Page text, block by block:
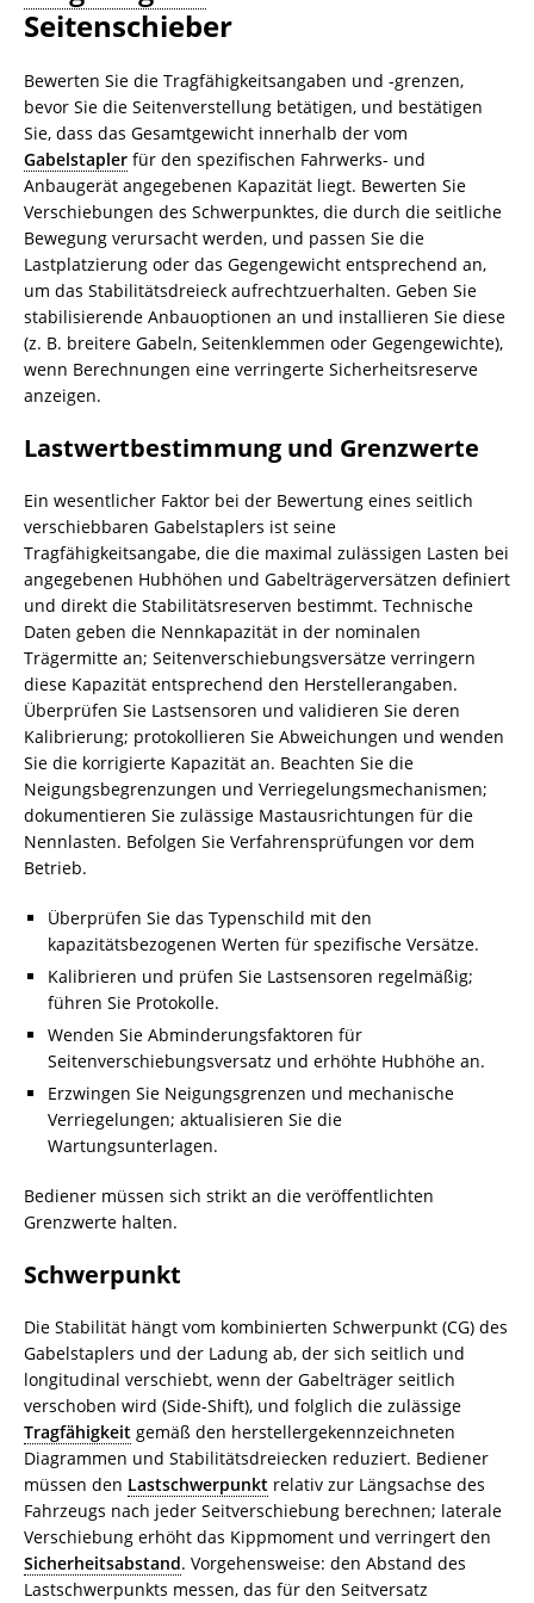
Seitenschieber
Bewerten Sie die Tragfähigkeitsangaben und -grenzen,
bevor Sie die Seitenverstellung betätigen, und bestätigen
Sie, dass das Gesamtgewicht innerhalb der vom
Gabelstapler für den spezifischen Fahrwerks- und
Anbaugerät angegebenen Kapazität liegt. Bewerten Sie
Verschiebungen des Schwerpunktes, die durch die seitliche
Bewegung verursacht werden, und passen Sie die
Lastplatzierung oder das Gegengewicht entsprechend an,
um das Stabilitätsdreieck aufrechtzuerhalten. Geben Sie
stabilisierende Anbauoptionen an und installieren Sie diese
(z. B. breitere Gabeln, Seitenklemmen oder Gegengewichte),
wenn Berechnungen eine verringerte Sicherheitsreserve
anzeigen.
Lastwertbestimmung und Grenzwerte
Ein wesentlicher Faktor bei der Bewertung eines seitlich
verschiebbaren Gabelstaplers ist seine
Tragfähigkeitsangabe, die die maximal zulässigen Lasten bei
angegebenen Hubhöhen und Gabelträgerversätzen definiert
und direkt die Stabilitätsreserven bestimmt. Technische
Daten geben die Nennkapazität in der nominalen
Trägermitte an; Seitenverschiebungsversätze verringern
diese Kapazität entsprechend den Herstellerangaben.
Überprüfen Sie Lastsensoren und validieren Sie deren
Kalibrierung; protokollieren Sie Abweichungen und wenden
Sie die korrigierte Kapazität an. Beachten Sie die
Neigungsbegrenzungen und Verriegelungsmechanismen;
dokumentieren Sie zulässige Mastausrichtungen für die
Nennlasten. Befolgen Sie Verfahrensprüfungen vor dem
Betrieb.
Überprüfen Sie das Typenschild mit den
kapazitätsbezogenen Werten für spezifische Versätze.
Kalibrieren und prüfen Sie Lastsensoren regelmäßig;
führen Sie Protokolle.
Wenden Sie Abminderungsfaktoren für
Seitenverschiebungsversatz und erhöhte Hubhöhe an.
Erzwingen Sie Neigungsgrenzen und mechanische
Verriegelungen; aktualisieren Sie die
Wartungsunterlagen.
Bediener müssen sich strikt an die veröffentlichten
Grenzwerte halten.
Schwerpunkt
Die Stabilität hängt vom kombinierten Schwerpunkt (CG) des
Gabelstaplers und der Ladung ab, der sich seitlich und
longitudinal verschiebt, wenn der Gabelträger seitlich
verschoben wird (Side-Shift), und folglich die zulässige
Tragfähigkeit gemäß den herstellergekennzeichneten
Diagrammen und Stabilitätsdreiecken reduziert. Bediener
müssen den Lastschwerpunkt relativ zur Längsachse des
Fahrzeugs nach jeder Seitverschiebung berechnen; laterale
Verschiebung erhöht das Kippmoment und verringert den
Sicherheitsabstand. Vorgehensweise: den Abstand des
Lastschwerpunkts messen, das für den Seitversatz